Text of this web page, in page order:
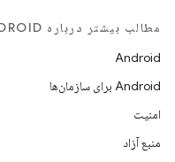
مطالب بیشتر درباره ANDROID
Android
Android برای سازمان‌ها
امنیت
منبع آزاد